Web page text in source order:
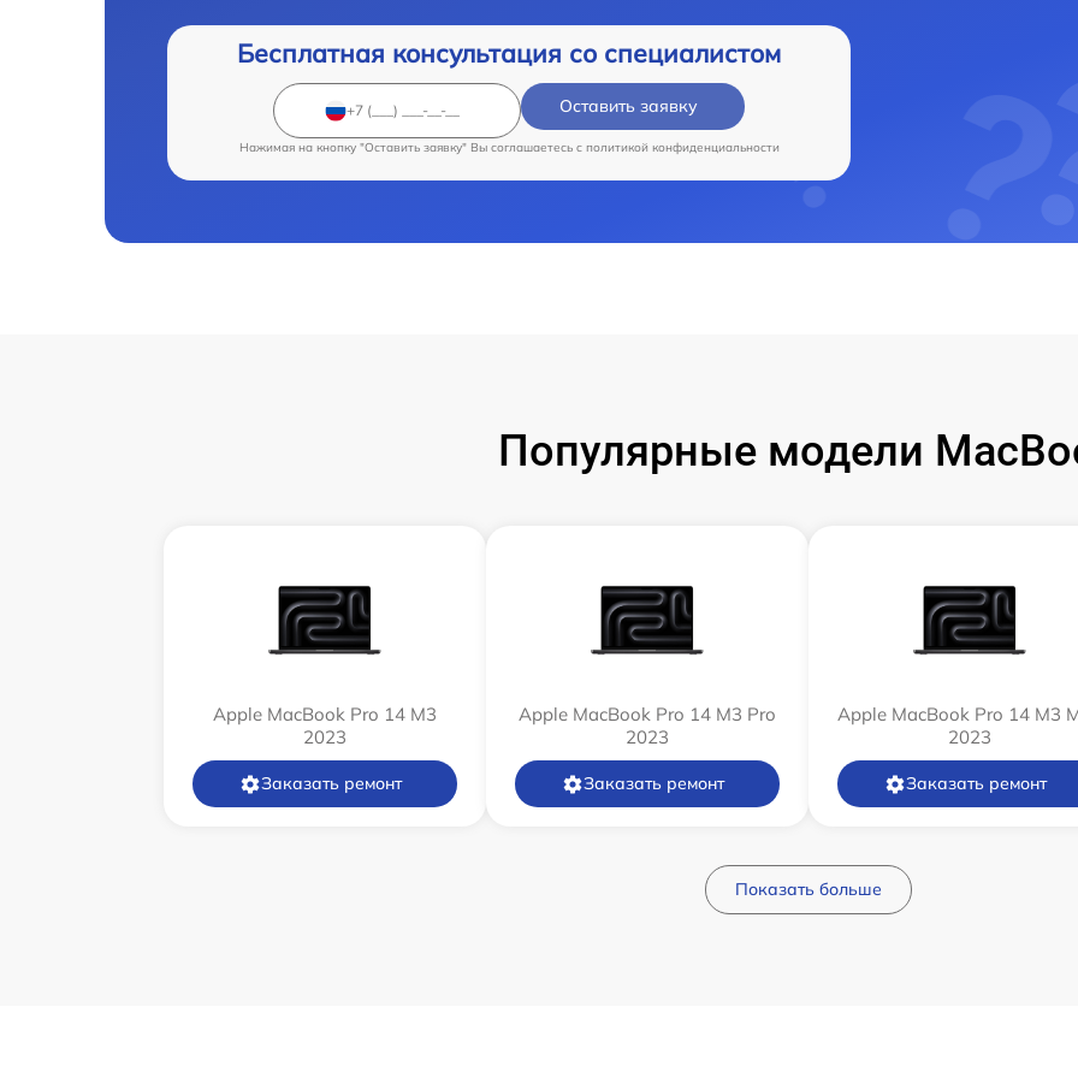
Бесплатная консультация со специалистом
Оставить заявку
Нажимая на кнопку "Оставить заявку" Вы соглашаетесь c политикой конфиденциальности
Популярные модели
Apple MacBook Pro 14 M3
2023
Заказать ремонт
Apple MacBook Pro 14 M3 Pro
2023
Заказать ремонт
Apple MacBook Pro 14 M3
2023
Заказать ремонт
Показать больше